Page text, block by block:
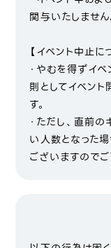
関与いたしません
【イベント中止に
・やむを得ずイ
則としてイベン
す。
・ただし、直前
い人数となった
ございますのでご